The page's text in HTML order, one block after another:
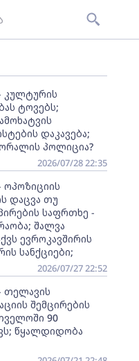
კულტურის
ტოვებს;
დაკავება;
პოლიცია?
2026/07/28 22:35
დაცვა თუ
საფრთხე -
შალვა
ევროკავშირის
სანქციები;
2026/07/27 22:52
თელავის
შემცირების
90
წყალდიდობა